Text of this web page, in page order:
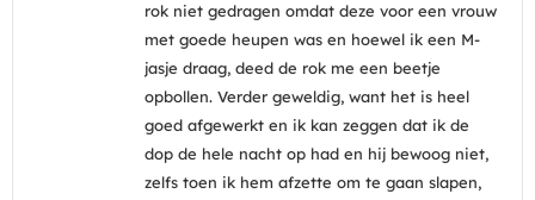
rok niet gedragen omdat deze voor een vrouw
met goede heupen was en hoewel ik een M-
jasje draag, deed de rok me een beetje
opbollen. Verder geweldig, want het is heel
goed afgewerkt en ik kan zeggen dat ik de
dop de hele nacht op had en hij bewoog niet,
zelfs toen ik hem afzette om te gaan slapen,